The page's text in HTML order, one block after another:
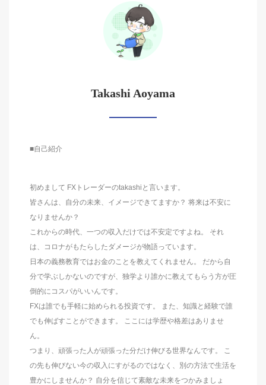
Takashi Aoyama
■自己紹介
初めまして FXトレーダーのtakashiと言います。
皆さんは、自分の未来、イメージできてますか？ 将来は不安に
なりませんか？
これからの時代、一つの収入だけでは不安定ですよね。 それ
は、コロナがもたらしたダメージが物語っています。
日本の義務教育ではお金のことを教えてくれません。 だから自
分で学ぶしかないのですが、独学より誰かに教えてもらう方が圧
倒的にコスパがいいんです。
FXは誰でも手軽に始められる投資です。 また、知識と経験で誰
でも伸ばすことができます。 ここには学歴や格差はありませ
ん。
つまり、頑張った人が頑張った分だけ伸びる世界なんです。 こ
の先も伸びない今の収入にすがるのではなく、別の方法で生活を
豊かにしませんか？ 自分を信じて素敵な未来をつかみましょ